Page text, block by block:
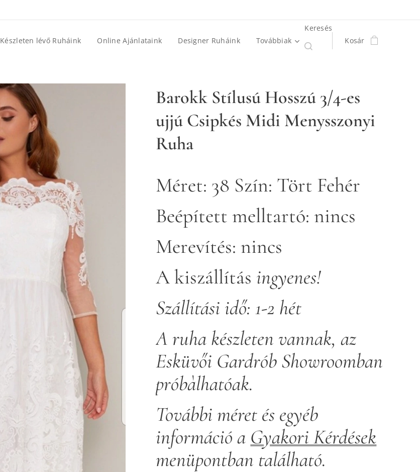
Készleten lévő Ruháink Online Ajánlataink Designer Ruháink Továbbiak
Keresés
Kosár
Barokk Stílusú Hosszú 3/4-es
ujjú Csipkés Midi Menysszonyi
Ruha
Méret: 38 Szín: Tört Fehér
Beépített melltartó: nincs
Merevítés: nincs
A kiszállítás ingyenes!
Szállítási idő: 1-2 hét
A ruha készleten vannak, az
Esküvői Gardrób Showroomban
próbàlhatóak.
További méret és egyéb
információ a Gyakori Kérdések
menüpontban található.